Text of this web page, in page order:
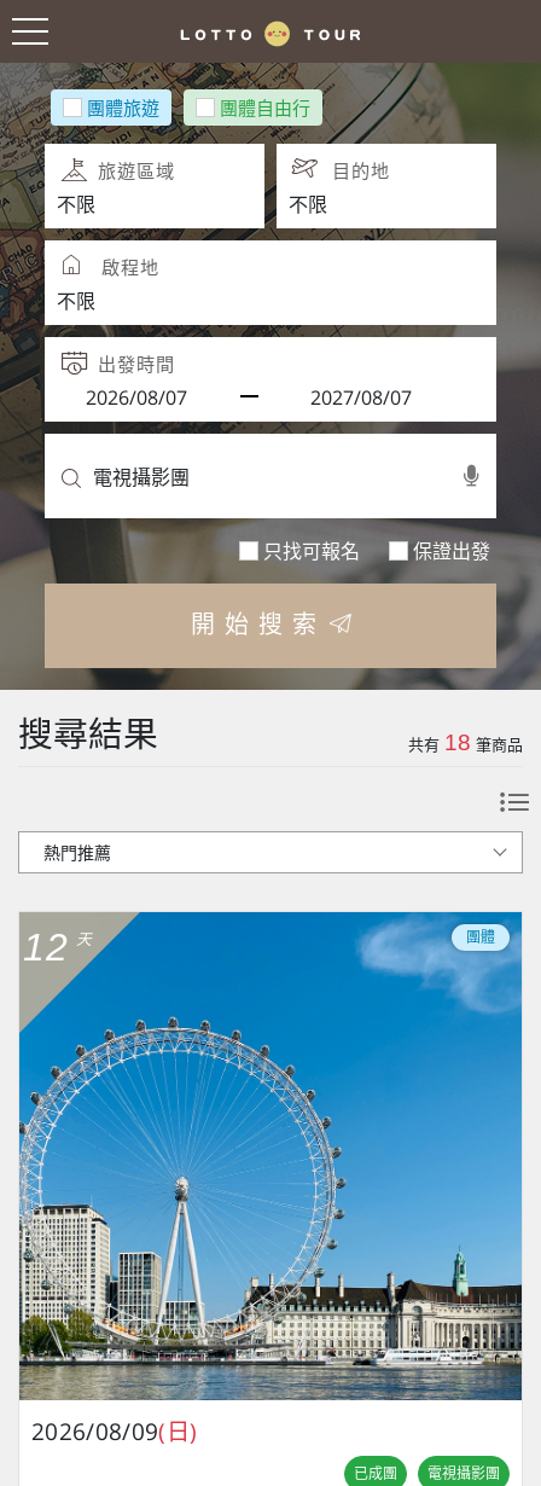
團體旅遊 團體自由行
旅遊區域 目的地
啟程地
出發時間
只找可報名 保證出發
開始搜索
搜尋結果 共有 18 筆商品
12 天 團體
2026/08/09(日)
已成團 電視攝影團